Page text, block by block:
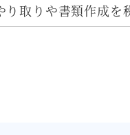
り取りや書類作成を